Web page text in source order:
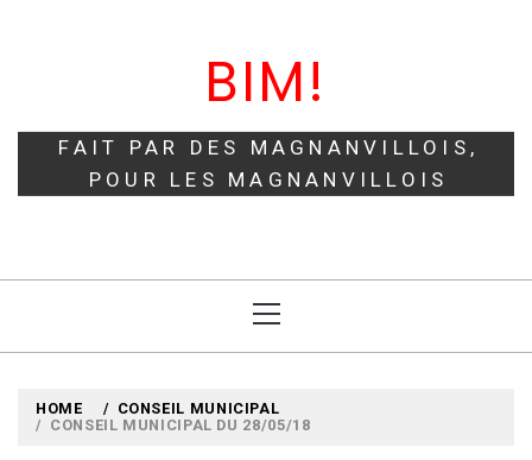
BIM!
FAIT PAR DES MAGNANVILLOIS,
POUR LES MAGNANVILLOIS
Menu
HOME
CONSEIL MUNICIPAL
CONSEIL MUNICIPAL DU 28/05/18